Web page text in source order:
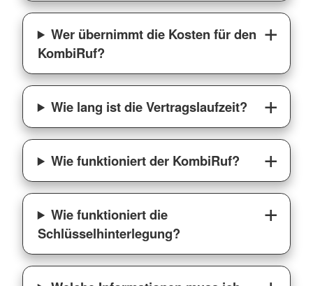
Wer übernimmt die Kosten für den
KombiRuf?
Wie lang ist die Vertragslaufzeit?
Wie funktioniert der KombiRuf?
Wie funktioniert die
Schlüsselhinterlegung?